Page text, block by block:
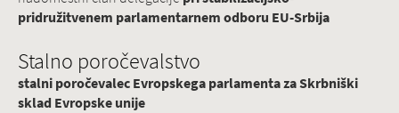
pridružitvenem parlamentarnem odboru EU-Srbija
Stalno poročevalstvo
stalni poročevalec Evropskega parlamenta za Skrbniški
sklad Evropske unije